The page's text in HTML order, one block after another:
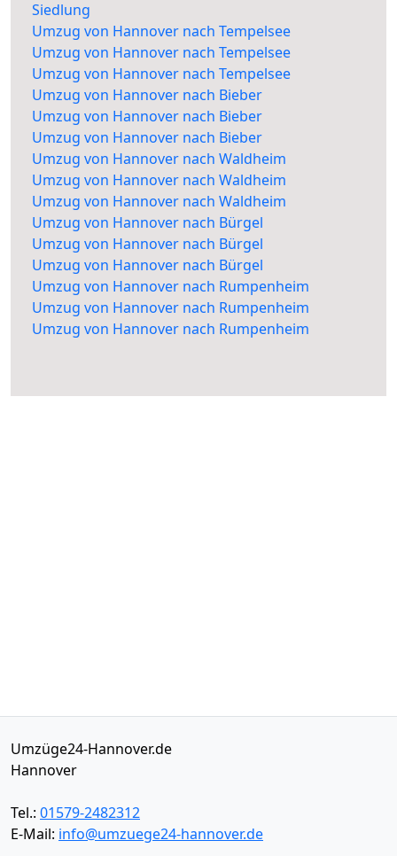
Siedlung
Umzug von Hannover nach Tempelsee
Umzug von Hannover nach Tempelsee
Umzug von Hannover nach Tempelsee
Umzug von Hannover nach Bieber
Umzug von Hannover nach Bieber
Umzug von Hannover nach Bieber
Umzug von Hannover nach Waldheim
Umzug von Hannover nach Waldheim
Umzug von Hannover nach Waldheim
Umzug von Hannover nach Bürgel
Umzug von Hannover nach Bürgel
Umzug von Hannover nach Bürgel
Umzug von Hannover nach Rumpenheim
Umzug von Hannover nach Rumpenheim
Umzug von Hannover nach Rumpenheim
Umzüge24-Hannover.de
Hannover
Tel.: 01579-2482312
E-Mail: info@umzuege24-hannover.de